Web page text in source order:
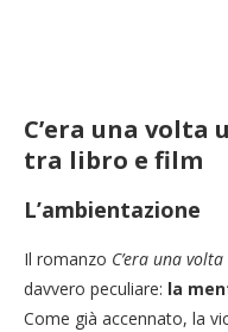
C’era una volta
tra libro e film
L’ambientazione
Il romanzo C’era una
davvero peculiare: la
Come già accennato, la